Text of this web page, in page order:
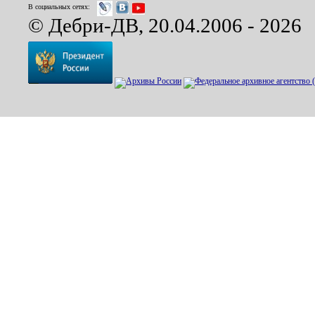
В социальных сетях:
© Дебри-ДВ, 20.04.2006 - 2026